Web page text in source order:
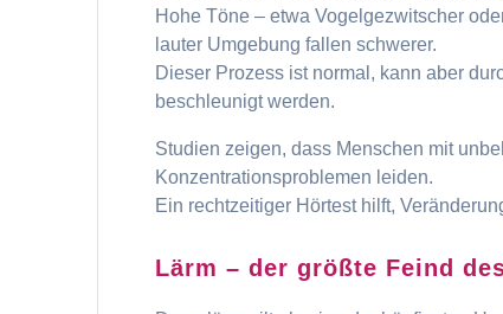
Hohe Töne – etwa Vogelgezwitscher
lauter Umgebung fallen schwerer.
Dieser Prozess ist normal, kann aber
beschleunigt werden.
Studien zeigen, dass Menschen mit
Konzentrationsproblemen leiden.
Ein rechtzeitiger Hörtest hilft,
Lärm – der größte Feind